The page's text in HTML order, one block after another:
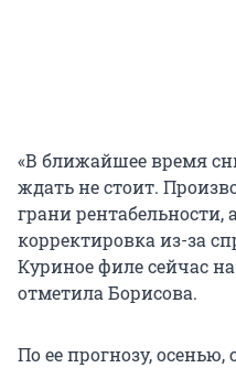
«В ближайшее время
ждать не стоит.
грани рентабельности,
корректировка из-за
Куриное филе сейчас
отметила Борисова.
По ее прогнозу,